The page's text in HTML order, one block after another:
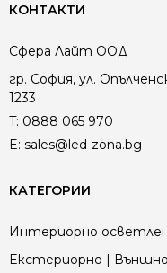
КОНТАКТИ
Сфера Лайт ООД
гр. София, ул.
1233
T: 0888 065 970
E: sales@led-zona.bg
КАТЕГОРИИ
Интериорно
Екстериорно |